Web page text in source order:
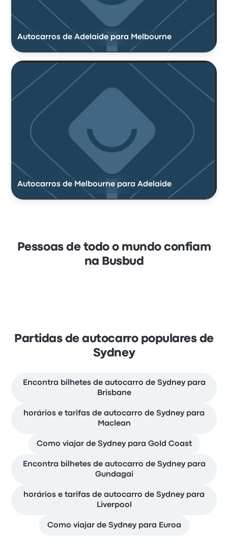
Autocarros de Adelaide para Melbourne
Autocarros de Melbourne para Adelaide
Pessoas de todo o mundo confiam
na Busbud
Partidas de autocarro populares de
Sydney
Encontra bilhetes de autocarro de Sydney para
Brisbane
horários e tarifas de autocarro de Sydney para
Maclean
Como viajar de Sydney para Gold Coast
Encontra bilhetes de autocarro de Sydney para
Gundagai
horários e tarifas de autocarro de Sydney para
Liverpool
Como viajar de Sydney para Euroa